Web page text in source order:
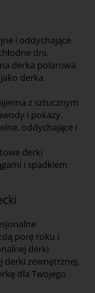
i oddychające
dni.
derka polarowa
derka
z sztucznym
i pokazy.
oddychające i
derki
i spadkiem
porę roku i
derki
derki zewnętrznej,
dla Twojego